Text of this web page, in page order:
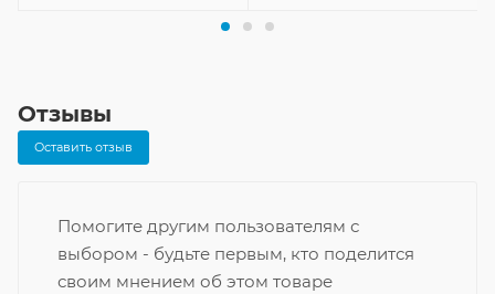
Отзывы
Оставить отзыв
Помогите другим пользователям с
выбором - будьте первым, кто поделится
своим мнением об этом товаре